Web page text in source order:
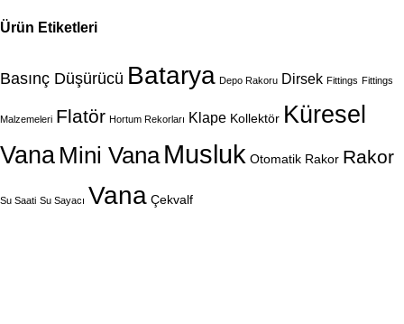
Ürün Etiketleri
Basınç Düşürücü Batarya Depo Rakoru Dirsek Fittings Fittings
Malzemeleri Flatör Hortum Rekorları Klape Kollektör Küresel
Vana Mini Vana Musluk Otomatik Rakor Rakor
Su Saati Su Sayacı Vana Çekvalf